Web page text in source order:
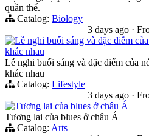
quần thể.
Catalog: Biology
3 days ago ·
Lễ nghi buổi sáng và đặc điểm
khác nhau
Lễ nghi buổi sáng và đặc điểm của
khác nhau
Catalog: Lifestyle
3 days ago ·
Tương lai của blues ở châu Á
Tương lai của blues ở châu Á
Catalog: Arts